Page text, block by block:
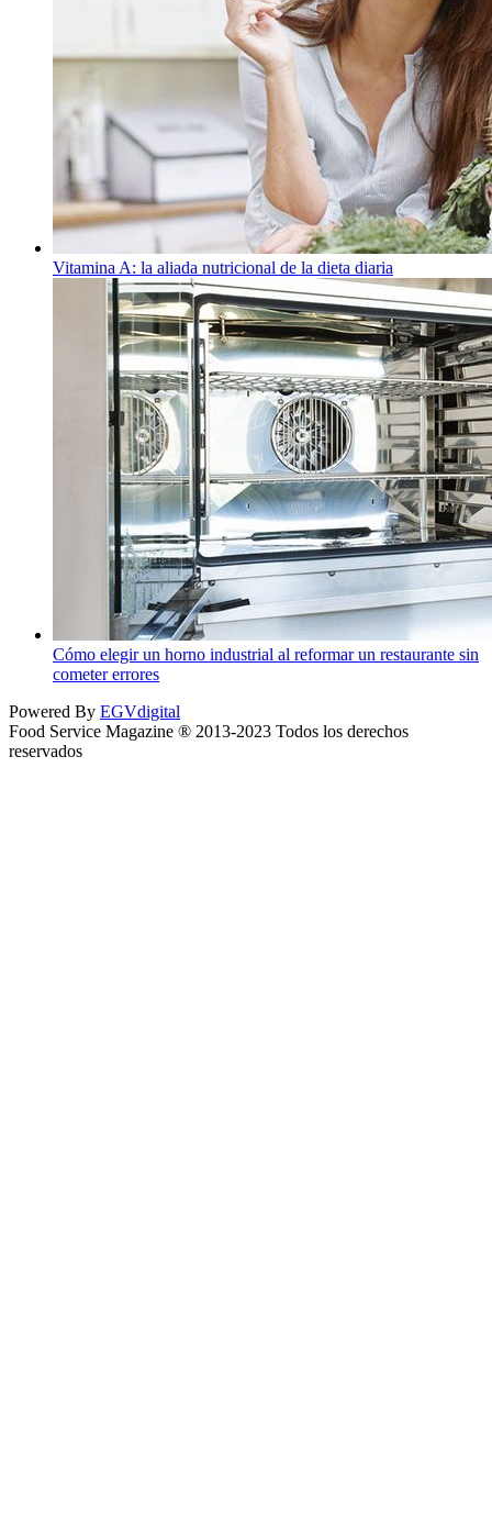
Vitamina A: la aliada nutricional de la dieta diaria
Cómo elegir un horno industrial al reformar un restaurante sin
cometer errores
Powered By EGVdigital
Food Service Magazine ® 2013-2023 Todos los derechos
reservados